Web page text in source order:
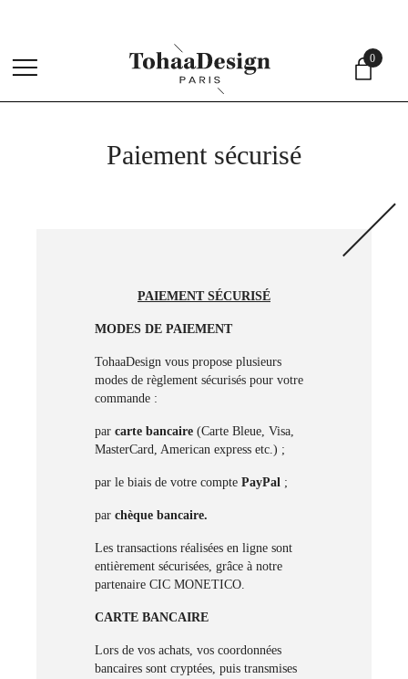
menu
0
Paiement sécurisé
PAIEMENT SÉCURISÉ
MODES DE PAIEMENT
TohaaDesign vous propose plusieurs
modes de règlement sécurisés pour votre
commande :
parcarte bancaire (Carte Bleue, Visa,
MasterCard, American express etc.) ;
par le biais de votre comptePayPal ;
parchèque bancaire.
Les transactions réalisées en ligne sont
entièrement sécurisées, grâce à notre
partenaire CIC MONETICO.
CARTE BANCAIRE
Lors de vos achats, vos coordonnées
bancaires sont cryptées, puis transmises